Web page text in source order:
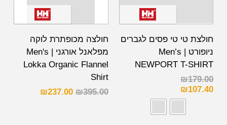
חולצת טי טי פסים לגברים
ניופורט | Men’s
NEWPORT T-SHIRT
₪179.00
₪107.40
חולצה מכופתרת לוקה
מפלאנל אורגני | Men's
Lokka Organic Flannel
Shirt
₪395.00
₪237.00